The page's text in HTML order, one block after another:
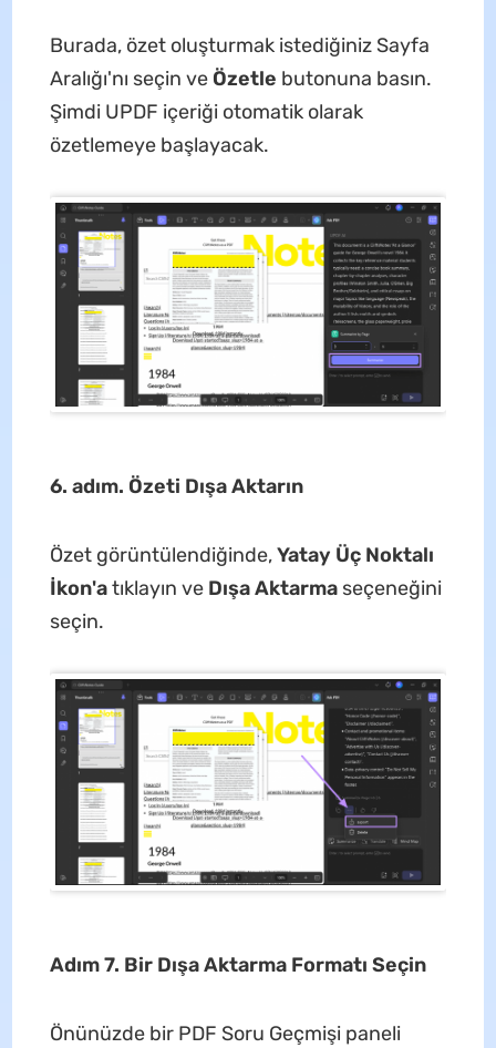
Burada, özet oluşturmak istediğiniz Sayfa
Aralığı'nı seçin ve Özetle butonuna basın.
Şimdi UPDF içeriği otomatik olarak
özetlemeye başlayacak.
6. adım. Özeti Dışa Aktarın
Özet görüntülendiğinde,Yatay Üç Noktalı
İkon'atıklayın ve Dışa Aktarma seçeneğini
seçin.
Adım 7. Bir Dışa Aktarma Formatı Seçin
Önünüzde bir PDF Soru Geçmişi paneli